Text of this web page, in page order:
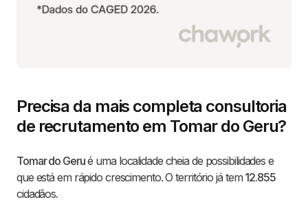
Precisa da mais completa consultoria
de recrutamento em Tomar do Geru?
Tomar do Gerué uma localidade cheia de possibilidades e
que está em rápido crescimento. O território já tem 12.855
cidadãos.